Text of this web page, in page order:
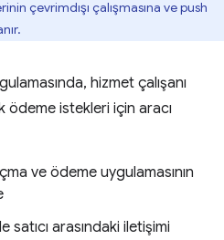
çevrimdışı çalışmasına ve push
hizmet çalışanı
ödeme istekleri için aracı
ve ödeme uygulamasının
satıcı arasındaki iletişimi